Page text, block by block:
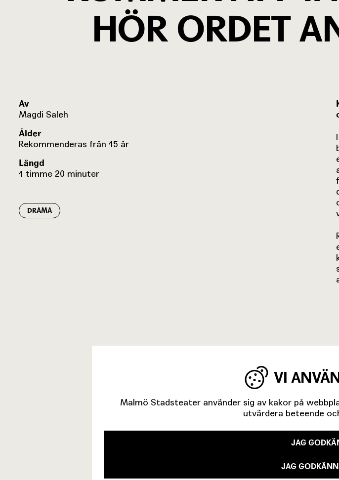
HÖR ORDET
Av
Magdi Saleh
Ålder
Rekommenderas från 15 år
Längd
1 timme 20 minuter
DRAMA
VI
Malmö Stadsteater använder sig av kakor på
utvärdera beteende
JAG
JAG